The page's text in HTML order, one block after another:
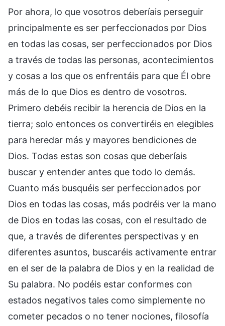
Por ahora, lo que vosotros deberíais perseguir
principalmente es ser perfeccionados por Dios
en todas las cosas, ser perfeccionados por Dios
a través de todas las personas, acontecimientos
y cosas a los que os enfrentáis para que Él obre
más de lo que Dios es dentro de vosotros.
Primero debéis recibir la herencia de Dios en la
tierra; solo entonces os convertiréis en elegibles
para heredar más y mayores bendiciones de
Dios. Todas estas son cosas que deberíais
buscar y entender antes que todo lo demás.
Cuanto más busquéis ser perfeccionados por
Dios en todas las cosas, más podréis ver la mano
de Dios en todas las cosas, con el resultado de
que, a través de diferentes perspectivas y en
diferentes asuntos, buscaréis activamente entrar
en el ser de la palabra de Dios y en la realidad de
Su palabra. No podéis estar conformes con
estados negativos tales como simplemente no
cometer pecados o no tener nociones, filosofía